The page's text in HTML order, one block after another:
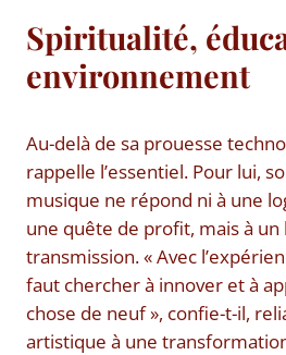
Spiritualité,
environnement
Au-delà de sa prouesse
rappelle l’essentiel. Pour lui,
musique ne répond ni à une
une quête de profit, mais à
transmission. « Avec
faut chercher à innover et à
chose de neuf », confie-t-il,
artistique à une